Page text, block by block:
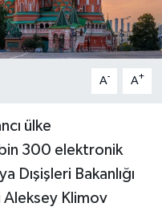
A- A+
ülke
300 elektronik
Dışişleri Bakanlığı
Aleksey Klimov